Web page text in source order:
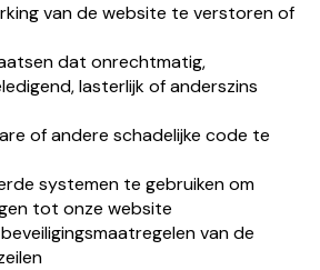
van de website te verstoren of
dat onrechtmatig,
lasterlijk of anderszins
of andere schadelijke code te
systemen te gebruiken om
tot onze website
van de